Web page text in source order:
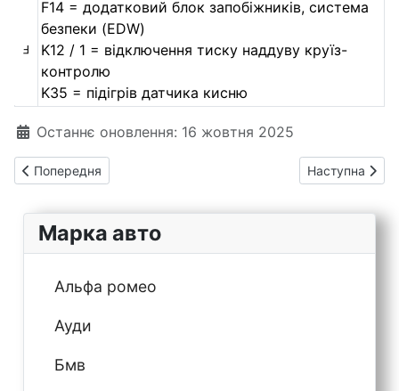
F
F14 = додатковий блок запобіжників, система
безпеки (EDW)
K12 / 1 = відключення тиску наддуву круїз-
контролю
K35 = підігрів датчика кисню
Деталі
Останнє оновлення: 16 жовтня 2025
Попередня стаття: Мерседес Мл 166 (Гл 166)
Попередня Наступна
Наступна
Марка авто
Альфа ромео
Ауди
Бмв